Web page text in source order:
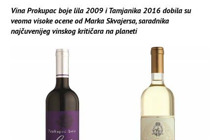
Vina Prokupac boje lila 2009 i Tamjanika 2016 dobila su
veoma visoke ocene od Marka Skvajersa, saradnika
najčuvenijeg vinskog kritičara na planeti